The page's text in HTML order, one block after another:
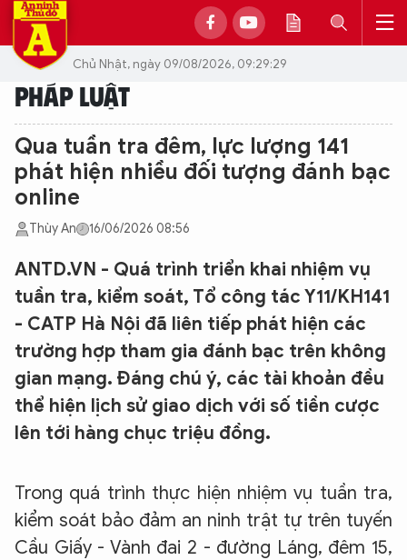
Chủ Nhật, ngày 09/08/2026, 09:29:29
PHÁP LUẬT
Qua tuần tra đêm, lực lượng 141
phát hiện nhiều đối tượng đánh bạc
online
Thùy An 16/06/2026 08:56
ANTD.VN - Quá trình triển khai nhiệm vụ
tuần tra, kiểm soát, Tổ công tác Y11/KH141
- CATP Hà Nội đã liên tiếp phát hiện các
trường hợp tham gia đánh bạc trên không
gian mạng. Đáng chú ý, các tài khoản đều
thể hiện lịch sử giao dịch với số tiền cược
lên tới hàng chục triệu đồng.
Trong quá trình thực hiện nhiệm vụ tuần tra,
kiểm soát bảo đảm an ninh trật tự trên tuyến
Cầu Giấy - Vành đai 2 - đường Láng, đêm 15,